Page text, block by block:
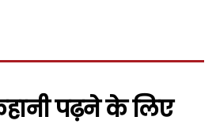
पढ़ने के लिए